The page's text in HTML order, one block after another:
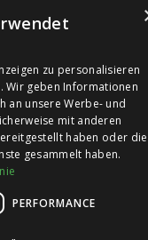
zu personalisieren
Wir geben Informationen
an unsere Werbe- und
mit anderen
haben oder die
gesammelt haben.
PERFORMANCE